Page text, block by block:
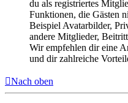
du als registriertes
Funktionen, die Gästen
Beispiel Avatarbilder,
andere Mitglieder,
Wir empfehlen dir eine
und dir zahlreiche
Nach oben